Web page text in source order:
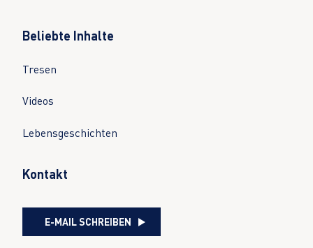
Beliebte Inhalte
Tresen
Videos
Lebensgeschichten
Kontakt
E-MAIL SCHREIBEN